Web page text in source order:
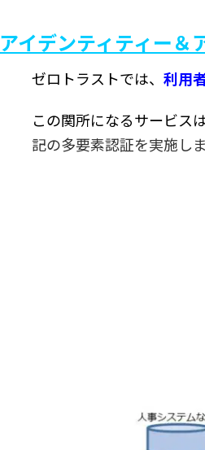
アイデンティティー＆
ゼロトラストでは、 利用
この関所になるサービス
記の多要素認証を実施しま